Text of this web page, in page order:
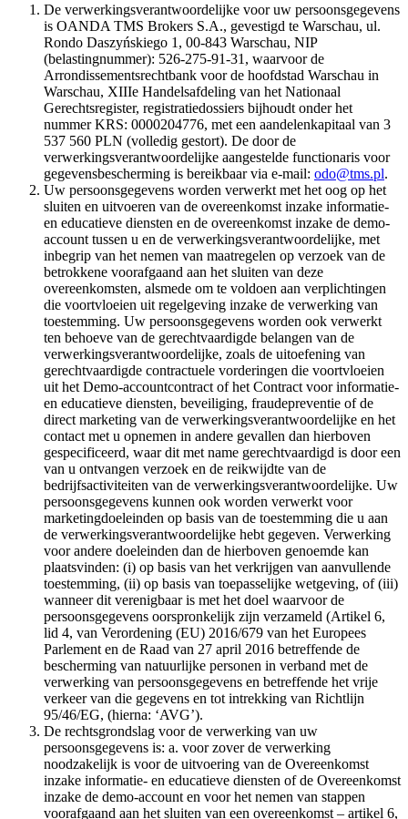
De verwerkingsverantwoordelijke voor uw persoonsgegevens
is OANDA TMS Brokers S.A., gevestigd te Warschau, ul.
Rondo Daszyńskiego 1, 00-843 Warschau, NIP
(belastingnummer): 526-275-91-31, waarvoor de
Arrondissementsrechtbank voor de hoofdstad Warschau in
Warschau, XIIIe Handelsafdeling van het Nationaal
Gerechtsregister, registratiedossiers bijhoudt onder het
nummer KRS: 0000204776, met een aandelenkapitaal van 3
537 560 PLN (volledig gestort). De door de
verwerkingsverantwoordelijke aangestelde functionaris voor
gegevensbescherming is bereikbaar via e-mail: odo@tms.pl.
Uw persoonsgegevens worden verwerkt met het oog op het
sluiten en uitvoeren van de overeenkomst inzake informatie-
en educatieve diensten en de overeenkomst inzake de demo-
account tussen u en de verwerkingsverantwoordelijke, met
inbegrip van het nemen van maatregelen op verzoek van de
betrokkene voorafgaand aan het sluiten van deze
overeenkomsten, alsmede om te voldoen aan verplichtingen
die voortvloeien uit regelgeving inzake de verwerking van
toestemming. Uw persoonsgegevens worden ook verwerkt
ten behoeve van de gerechtvaardigde belangen van de
verwerkingsverantwoordelijke, zoals de uitoefening van
gerechtvaardigde contractuele vorderingen die voortvloeien
uit het Demo-accountcontract of het Contract voor informatie-
en educatieve diensten, beveiliging, fraudepreventie of de
direct marketing van de verwerkingsverantwoordelijke en het
contact met u opnemen in andere gevallen dan hierboven
gespecificeerd, waar dit met name gerechtvaardigd is door een
van u ontvangen verzoek en de reikwijdte van de
bedrijfsactiviteiten van de verwerkingsverantwoordelijke. Uw
persoonsgegevens kunnen ook worden verwerkt voor
marketingdoeleinden op basis van de toestemming die u aan
de verwerkingsverantwoordelijke hebt gegeven. Verwerking
voor andere doeleinden dan de hierboven genoemde kan
plaatsvinden: (i) op basis van het verkrijgen van aanvullende
toestemming, (ii) op basis van toepasselijke wetgeving, of (iii)
wanneer dit verenigbaar is met het doel waarvoor de
persoonsgegevens oorspronkelijk zijn verzameld (Artikel 6,
lid 4, van Verordening (EU) 2016/679 van het Europees
Parlement en de Raad van 27 april 2016 betreffende de
bescherming van natuurlijke personen in verband met de
verwerking van persoonsgegevens en betreffende het vrije
verkeer van die gegevens en tot intrekking van Richtlijn
95/46/EG, (hierna: ‘AVG’).
De rechtsgrondslag voor de verwerking van uw
persoonsgegevens is: a. voor zover de verwerking
noodzakelijk is voor de uitvoering van de Overeenkomst
inzake informatie- en educatieve diensten of de Overeenkomst
inzake de demo-account en voor het nemen van stappen
voorafgaand aan het sluiten van een overeenkomst – artikel 6,